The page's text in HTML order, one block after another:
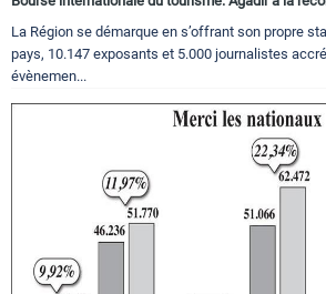
La Région se démarque en s’offrant son propre
pays, 10.147 exposants et 5.000 journalistes
évènemen...